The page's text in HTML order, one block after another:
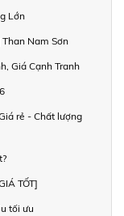
Lớn
Nam Sơn
Giá Cạnh Tranh
rẻ - Chất lượng
TỐT]
tối ưu